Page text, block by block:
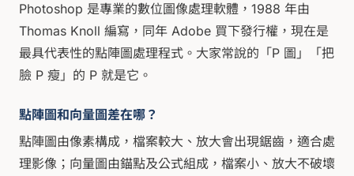
Photoshop 是專業的數位圖像處理軟體，1988 年由
Thomas Knoll 編寫，同年 Adobe 買下發行權，現在是
最具代表性的點陣圖處理程式。大家常說的「P 圖」「把
臉 P 瘦」的 P 就是它。
點陣圖和向量圖差在哪？
點陣圖由像素構成，檔案較大、放大會出現鋸齒，適合處
理影像；向量圖由錨點及公式組成，檔案小、放大不破壞